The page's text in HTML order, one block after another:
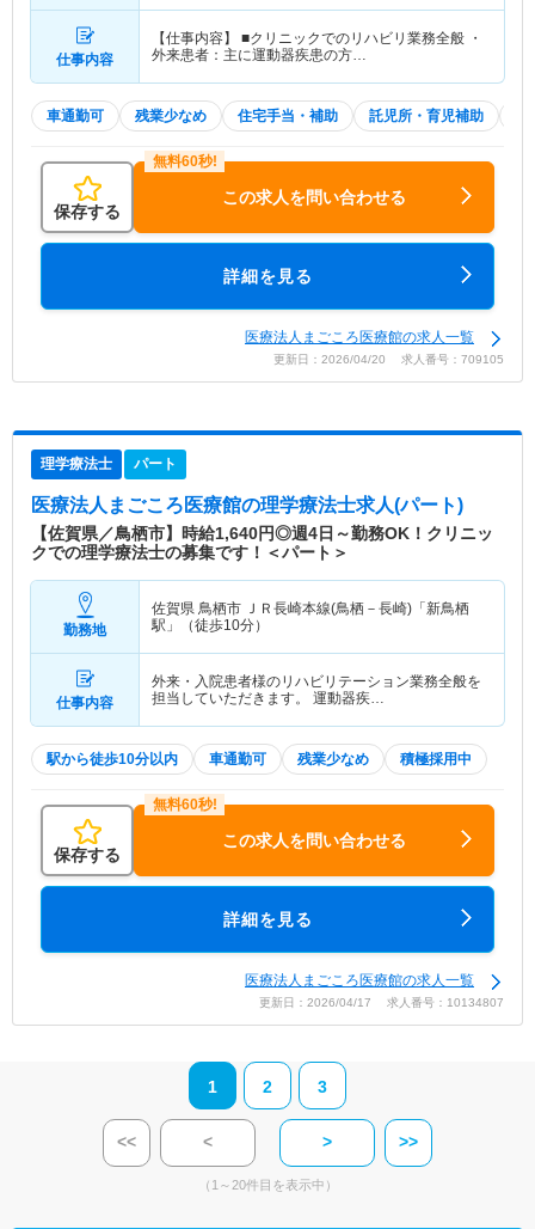
仕事内容
【仕事内容】 ■クリニックでのリハビリ業務全般 ・
外来患者：主に運動器疾患の方…
車通勤可 残業少なめ 住宅手当・補助 託児所・育児補助
保存する
この求人を問い合わせる
詳細を見る
医療法人まごころ医療館の求人一覧
更新日：2026/04/20 求人番号：709105
理学療法士 パート
医療法人まごころ医療館の理学療法士求人(パート)
【佐賀県／鳥栖市】時給1,640円◎週4日～勤務OK！クリニッ
クでの理学療法士の募集です！＜パート＞
勤務地
佐賀県 鳥栖市 ＪＲ長崎本線(鳥栖－長崎)「新鳥栖
駅」（徒歩10分）
仕事内容
外来・入院患者様のリハビリテーション業務全般を
担当していただきます。 運動器疾…
駅から徒歩10分以内 車通勤可 残業少なめ 積極採用中
保存する
この求人を問い合わせる
詳細を見る
医療法人まごころ医療館の求人一覧
更新日：2026/04/17 求人番号：10134807
1 2 3
<< < > >>
（1～20件目を表示中）